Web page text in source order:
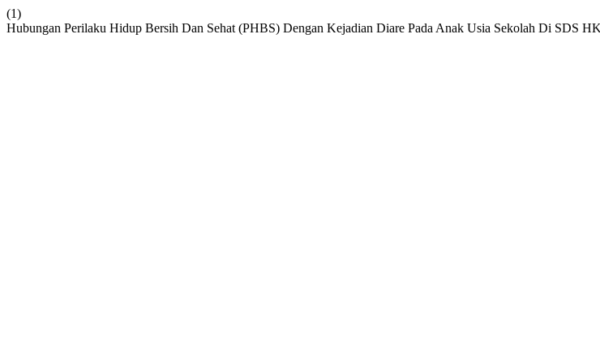
(1)
Hubungan Perilaku Hidup Bersih Dan Sehat (PHBS) Dengan Kejadian Diare Pada Anak Usia Sekolah Di SDS